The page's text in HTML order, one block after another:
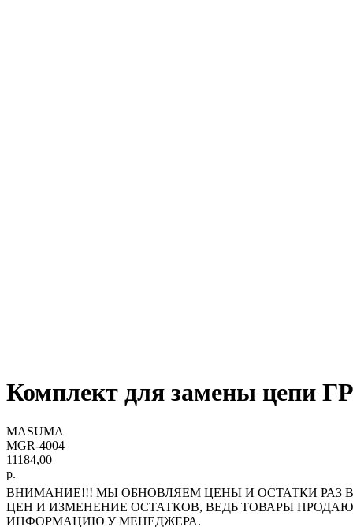
Комплект для замены цепи
MASUMA
MGR-4004
11184,00
р.
ВНИМАНИЕ!!! МЫ ОБНОВЛЯЕМ ЦЕНЫ И ОСТАТКИ РАЗ
ЦЕН И ИЗМЕНЕНИЕ ОСТАТКОВ, ВЕДЬ ТОВАРЫ
ИНФОРМАЦИЮ У МЕНЕДЖЕРА.